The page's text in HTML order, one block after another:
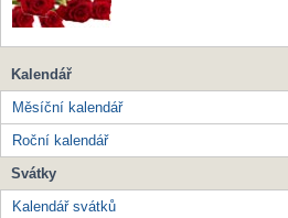
Kalendář
Měsíční kalendář
Roční kalendář
Svátky
Kalendář svátků